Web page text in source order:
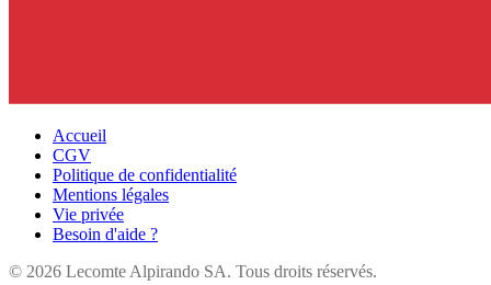
Accueil
CGV
Politique de confidentialité
Mentions légales
Vie privée
Besoin d'aide ?
© 2026 Lecomte Alpirando SA. Tous droits réservés.